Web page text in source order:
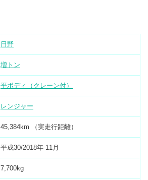
日野
増トン
平ボディ（クレーン付）
レンジャー
45,384km （実走行距離）
平成30/2018年 11月
7,700kg